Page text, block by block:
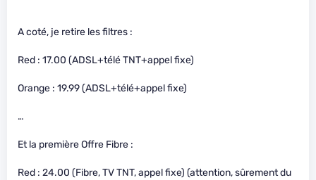
A coté, je retire les filtres :
Red : 17.00 (ADSL+télé TNT+appel fixe)
Orange : 19.99 (ADSL+télé+appel fixe)
…
Et la première Offre Fibre :
Red : 24.00 (Fibre, TV TNT, appel fixe) (attention, sûrement du